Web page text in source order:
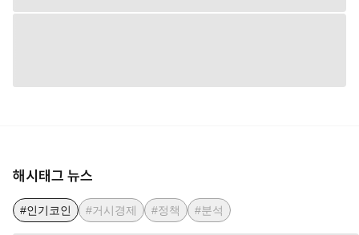
해시태그 뉴스
#인기코인 #거시경제 #정책 #분석